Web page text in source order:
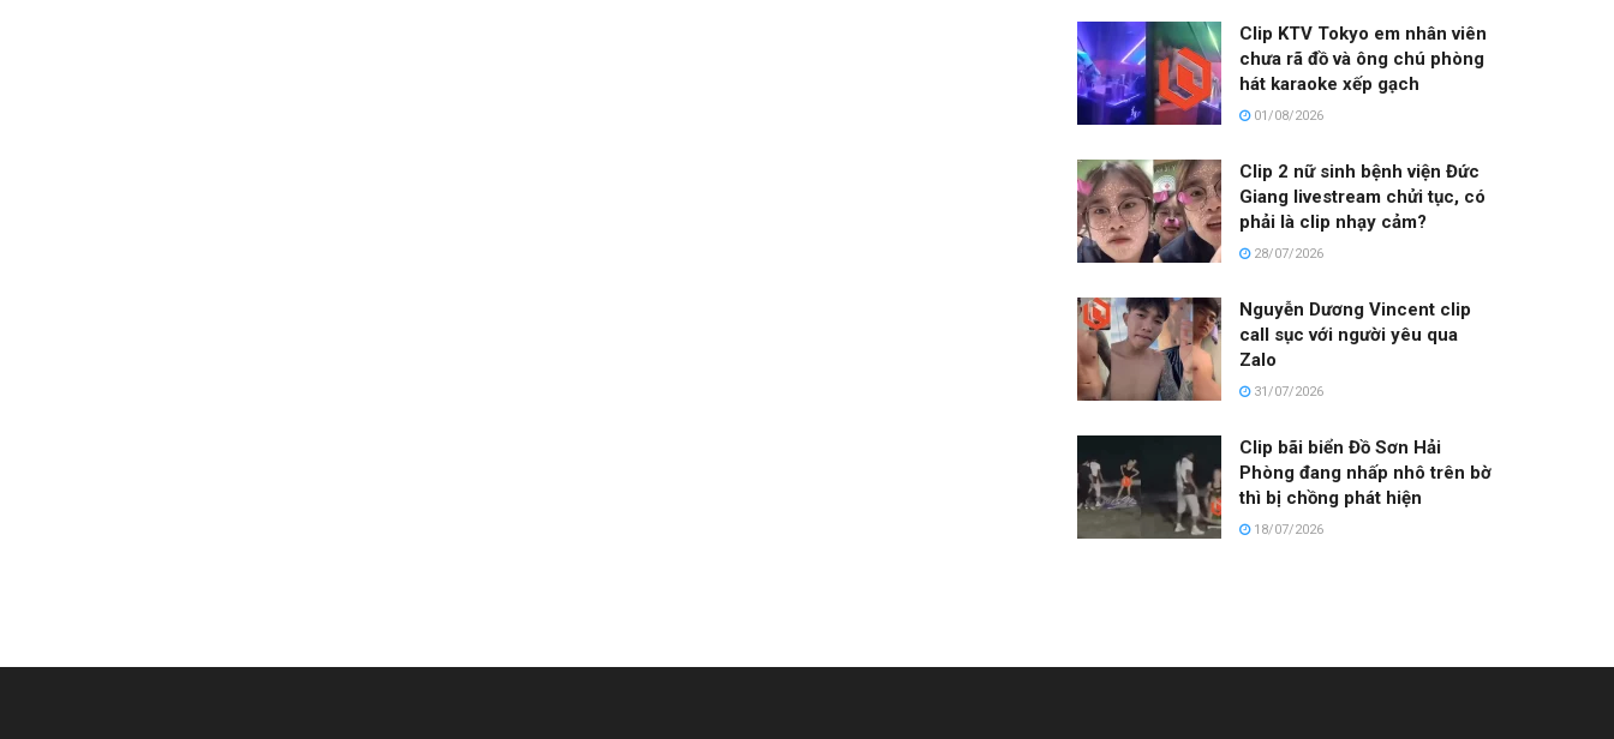
Clip KTV Tokyo em nhân viên
chưa rã đồ và ông chú phòng
hát karaoke xếp gạch
01/08/2026
Clip 2 nữ sinh bệnh viện Đức
Giang livestream chửi tục, có
phải là clip nhạy cảm?
28/07/2026
Nguyễn Dương Vincent clip
call sục với người yêu qua
Zalo
31/07/2026
Clip bãi biển Đồ Sơn Hải
Phòng đang nhấp nhô trên bờ
thì bị chồng phát hiện
18/07/2026